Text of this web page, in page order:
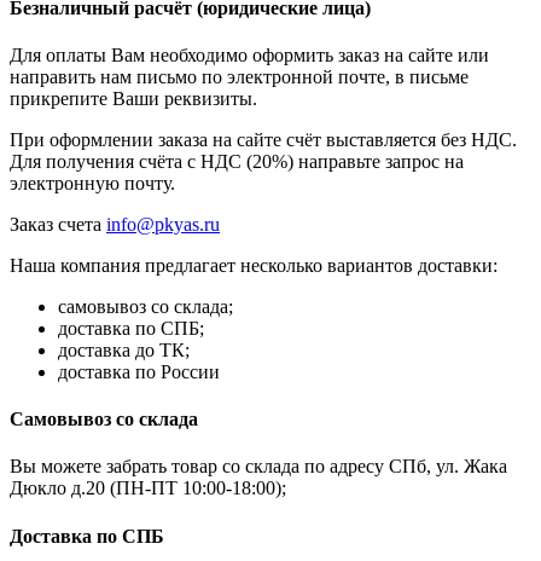
Безналичный расчёт (юридические лица)
Для оплаты Вам необходимо оформить заказ на сайте или
направить нам письмо по электронной почте, в письме
прикрепите Ваши реквизиты.
При оформлении заказа на сайте счёт выставляется без НДС.
Для получения счёта с НДС (20%) направьте запрос на
электронную почту.
Заказ счета info@pkyas.ru
Наша компания предлагает несколько вариантов доставки:
самовывоз со склада;
доставка по СПБ;
доставка до ТК;
доставка по России
Самовывоз со склада
Вы можете забрать товар со склада по адресу СПб, ул. Жака
Дюкло д.20 (ПН-ПТ 10:00-18:00);
Доставка по СПБ